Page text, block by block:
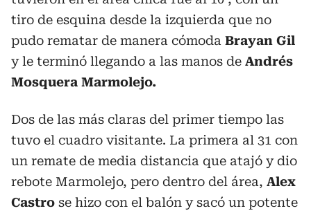
tiro de esquina desde la izquierda que no
pudo rematar de manera cómoda Brayan Gil
y le terminó llegando a las manos de Andrés
Mosquera Marmolejo.
Dos de las más claras del primer tiempo las
tuvo el cuadro visitante. La primera al 31 con
un remate de media distancia que atajó y dio
rebote Marmolejo, pero dentro del área, Alex
Castro se hizo con el balón y sacó un potente